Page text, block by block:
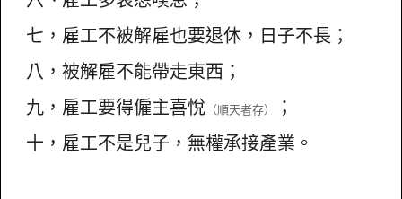
七，雇工不被解雇也要退休，日子不長；
八，被解雇不能帶走東西；
九，雇工要得僱主喜悅 （順天者存）
；
十，雇工不是兒子，無權承接產業。